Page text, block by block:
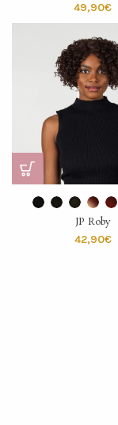
€
JP Roby
€